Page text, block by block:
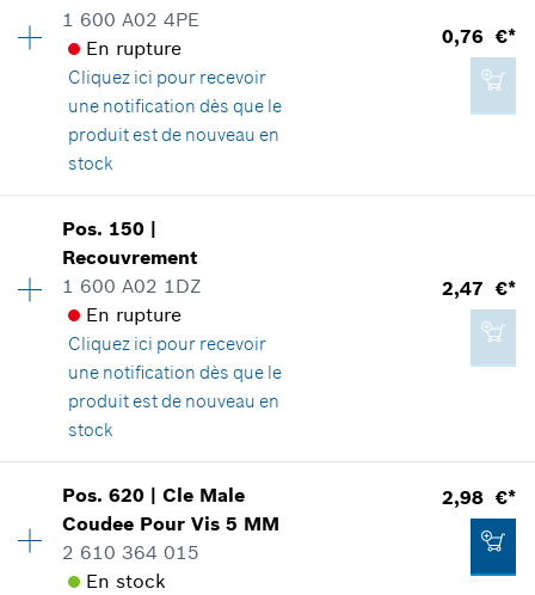
0,76 €*
*Tous les prix sont TTC hors frais de port
Groupe de prix
Informations pièces détachées
Adaptable sur outils
Positionner dans la vue éclatée
0,76 €*
*Tous les prix sont TTC hors frais de port
Ajouter au panier
1 600 A02 4PE
En rupture
Cliquez ici pour recevoir
une notification dès que le
produit est de nouveau en
stock
0,76 €*
Groupe de prix
Informations pièces détachées
Adaptable sur outils
Positionner dans la vue éclatée
0,76 €*
*Tous les prix sont TTC hors frais de port
Pos. 150 |
Recouvrement
1 600 A02 1DZ
En rupture
Cliquez ici pour recevoir
une notification dès que le
produit est de nouveau en
stock
2,47 €*
Groupe de prix:14
Informations pièces détachées
Adaptable sur outils
Pos.620 |Cle Male
Coudee Pour Vis 5 MM
2 610 364 015
En stock
2,98 €*